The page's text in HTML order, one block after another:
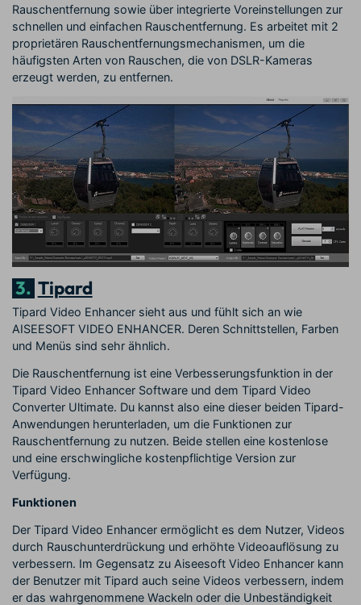
Rauschentfernung sowie über integrierte Voreinstellungen zur
schnellen und einfachen Rauschentfernung. Es arbeitet mit 2
proprietären Rauschentfernungsmechanismen, um die
häufigsten Arten von Rauschen, die von DSLR-Kameras
erzeugt werden, zu entfernen.
3. Tipard
Tipard Video Enhancer sieht aus und fühlt sich an wie
AISEESOFT VIDEO ENHANCER. Deren Schnittstellen, Farben
und Menüs sind sehr ähnlich.
Die Rauschentfernung ist eine Verbesserungsfunktion in der
Tipard Video Enhancer Software und dem Tipard Video
Converter Ultimate. Du kannst also eine dieser beiden Tipard-
Anwendungen herunterladen, um die Funktionen zur
Rauschentfernung zu nutzen. Beide stellen eine kostenlose
und eine erschwingliche kostenpflichtige Version zur
Verfügung.
Funktionen
Der Tipard Video Enhancer ermöglicht es dem Nutzer, Videos
durch Rauschunterdrückung und erhöhte Videoauflösung zu
verbessern. Im Gegensatz zu Aiseesoft Video Enhancer kann
der Benutzer mit Tipard auch seine Videos verbessern, indem
er das wahrgenommene Wackeln oder die Unbeständigkeit